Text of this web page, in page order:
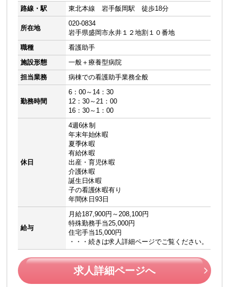
路線・駅 東北本線 岩手飯岡駅 徒歩18分
所在地
020-0834
岩手県盛岡市永井１２地割１０番地
職種
看護助手
施設形態
一般＋療養型病院
担当業務
病棟での看護助手業務全般
勤務時間
6：00～14：30
12：30～21：00
16：30～1：00
休日
4週6休制
年末年始休暇
夏季休暇
有給休暇
出産・育児休暇
介護休暇
誕生日休暇
子の看護休暇有り
年間休日93日
給与
月給187,900円～208,100円
特殊勤務手当25,000円
住宅手当15,000円
・・・続きは求人詳細ページでご覧ください。
求人詳細ページへ